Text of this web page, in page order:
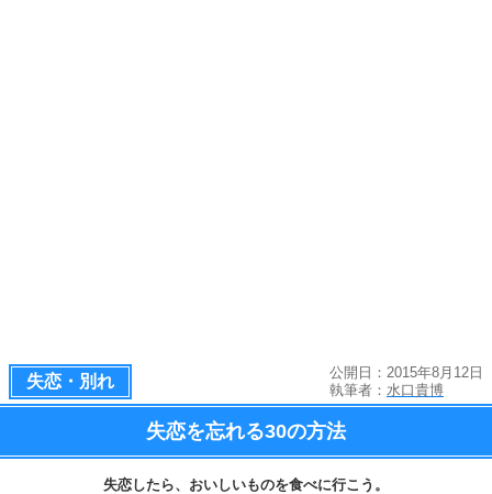
失恋・別れ
公開日：2015年8月12日
執筆者： 水口貴博
失恋を忘れる30の方法
失恋したら、 おいしいものを食べに行こう。